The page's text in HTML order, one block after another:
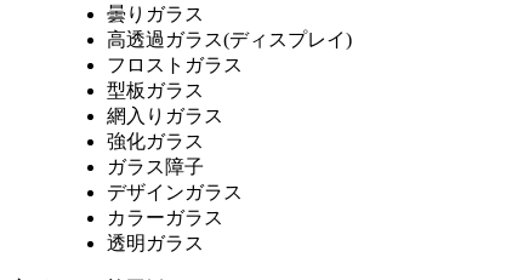
曇りガラス
高透過ガラス(ディスプレイ)
フロストガラス
型板ガラス
網入りガラス
強化ガラス
ガラス障子
デザインガラス
カラーガラス
透明ガラス